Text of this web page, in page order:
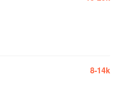
8-14k